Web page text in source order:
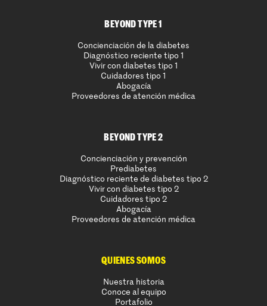
BEYOND TYPE 1
Concienciación de la diabetes
Diagnóstico reciente tipo 1
Vivir con diabetes tipo 1
Cuidadores tipo 1
Abogacía
Proveedores de atención médica
BEYOND TYPE 2
Concienciación y prevención
Prediabetes
Diagnóstico reciente de diabetes tipo 2
Vivir con diabetes tipo 2
Cuidadores tipo 2
Abogacía
Proveedores de atención médica
QUIENES SOMOS
Nuestra historia
Conoce al equipo
Portafolio